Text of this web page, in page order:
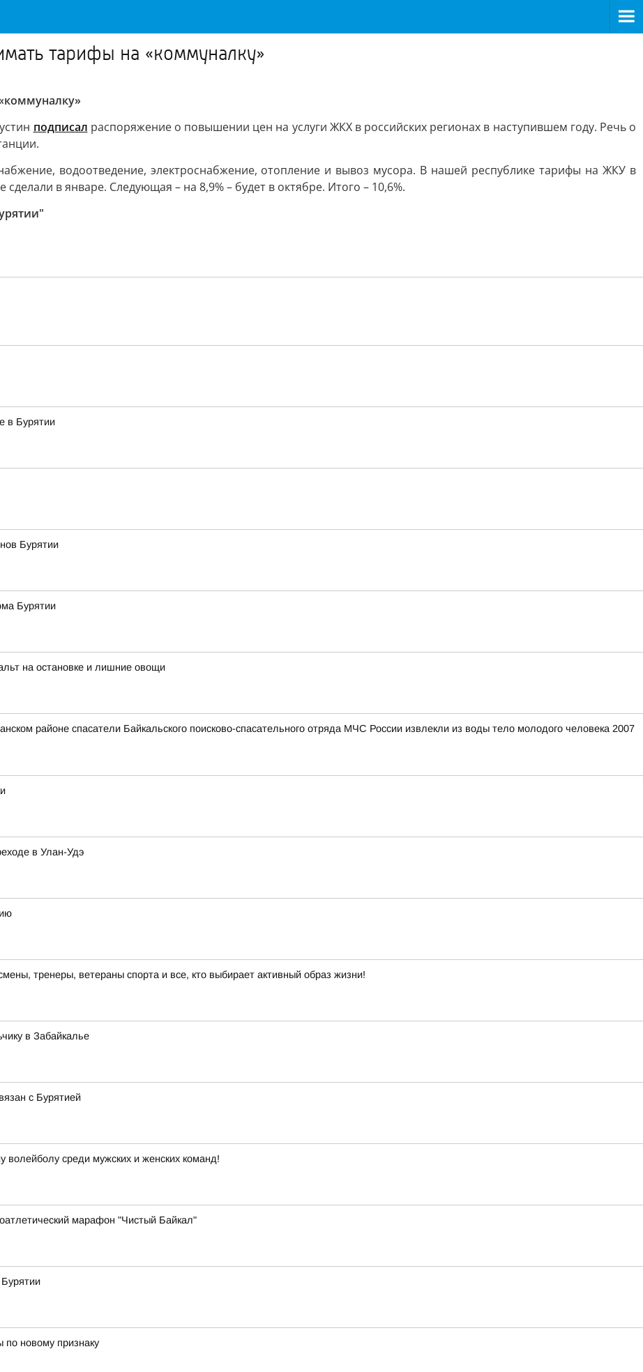
тарифы на «коммуналку»
подписал распоряжение о повышении цен на услуги ЖКХ в российских регионах в наступившем году. Речь о
водоотведение, электроснабжение, отопление и вывоз мусора. В нашей республике тарифы на ЖКУ в
в январе. Следующая – на 8,9% – будет в октябре. Итого – 10,6%.
в Бурятии
Бурятии
Бурятии
на остановке и лишние овощи
районе спасатели Байкальского поисково-спасательного отряда МЧС России извлекли из воды тело молодого человека 2007
в Улан-Удэ
тренеры, ветераны спорта и все, кто выбирает активный образ жизни!
в Забайкалье
с Бурятией
среди мужских и женских команд!
марафон "Чистый Байкал"
по новому признаку